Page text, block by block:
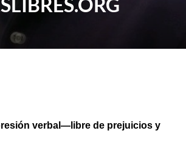
verbal—libre de prejuicios y